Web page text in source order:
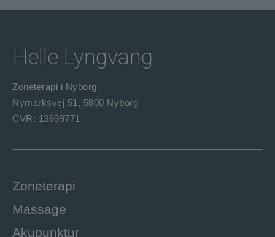
Helle Lyngvang
Zoneterapi i Nyborg
Nymarksvej 51, 5800 Nyborg
CVR: 13699771
Zoneterapi
Massage
Akupunktur